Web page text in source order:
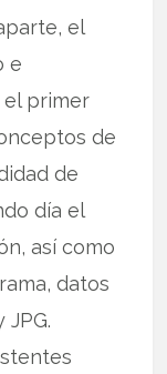
el
e
el primer
de
de
día el
así como
datos